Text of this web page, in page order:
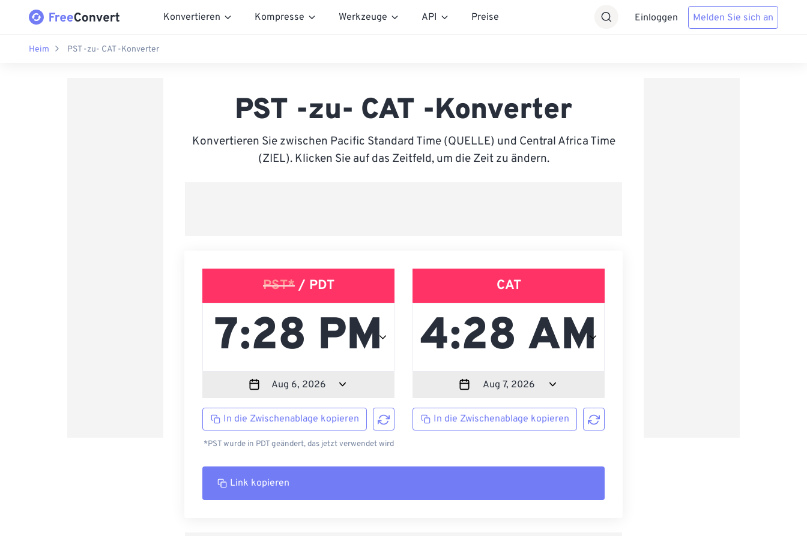
Konvertieren Kompresse Werkzeuge API Preise Einloggen Melden Sie sich an
Heim PST -zu- CAT -Konverter
PST -zu- CAT -Konverter
Konvertieren Sie zwischen Pacific Standard Time (QUELLE) und Central Africa Time
(ZIEL). Klicken Sie auf das Zeitfeld, um die Zeit zu ändern.
PST*/ PDT
In die Zwischenablage kopieren
*PST wurde in PDT geändert, das jetzt verwendet wird
CAT
In die Zwischenablage kopieren
Link kopieren